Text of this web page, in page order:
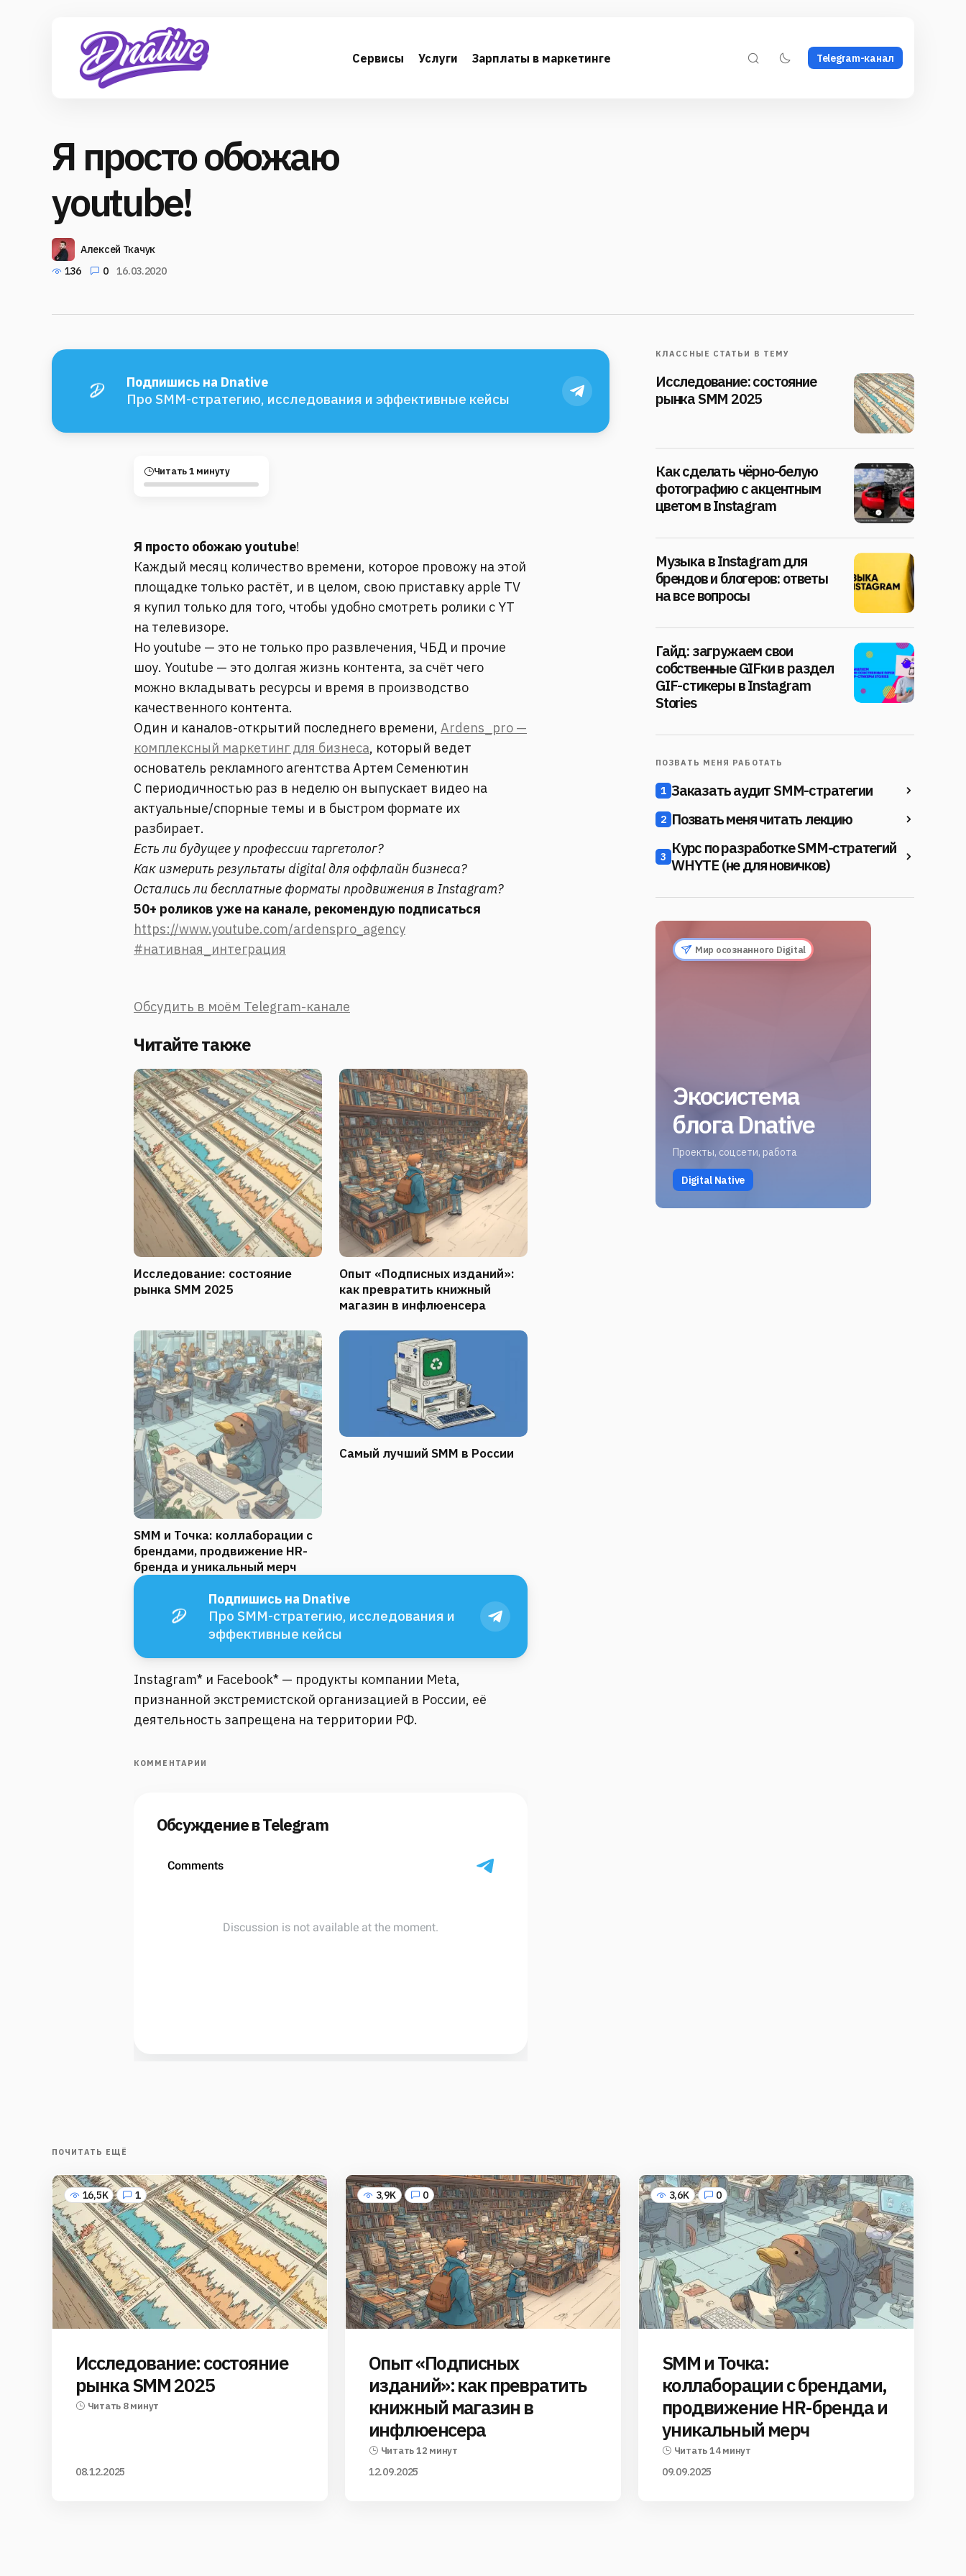
Сервисы Услуги Зарплаты в маркетинге Telegram-канал
Я просто обожаю
youtube!
Алексей Ткачук
136
0 16.03.2020
Подпишись на Dnative
Про SMM-стратегию, исследования и эффективные кейсы
Читать 1 минуту
Я просто обожаю youtube!
Каждый месяц количество времени, которое провожу на этой
площадке только растёт, и в целом, свою приставку apple TV
я купил только для того, чтобы удобно смотреть ролики с YT
на телевизоре.
Но youtube — это не только про развлечения, ЧБД и прочие
шоу. Youtube — это долгая жизнь контента, за счёт чего
можно вкладывать ресурсы и время в производство
качественного контента.
Один и каналов-открытий последнего времени, Ardens_pro —
комплексный маркетинг для бизнеса, который ведет
основатель рекламного агентства Артем Семенютин
С периодичностью раз в неделю он выпускает видео на
актуальные/спорные темы и в быстром формате их
разбирает.
Есть ли будущее у профессии таргетолог?
Как измерить результаты digital для оффлайн бизнеса?
Остались ли бесплатные форматы продвижения в Instagram?
50+ роликов уже на канале, рекомендую подписаться
https://www.youtube.com/ardenspro_agency
#нативная_интеграция
Обсудить в моём Telegram-канале
Читайте также
Исследование: состояние
рынка SMM 2025
Опыт «Подписных изданий»:
как превратить книжный
магазин в инфлюенсера
SMM и Точка: коллаборации с
брендами, продвижение HR-
бренда и уникальный мерч
Самый лучший SMM в России
Подпишись на Dnative
Про SMM-стратегию, исследования и
эффективные кейсы
Instagram* и Facebook* — продукты компании Meta,
признанной экстремистской организацией в России, её
деятельность запрещена на территории РФ.
КОММЕНТАРИИ
Обсуждение в Telegram
КЛАССНЫЕ СТАТЬИ В ТЕМУ
Исследование: состояние
рынка SMM 2025
Как сделать чёрно-белую
фотографию с акцентным
цветом в Instagram
Музыка в Instagram для
брендов и блогеров: ответы
на все вопросы
Гайд: загружаем свои
собственные GIFки в раздел
GIF-стикеры в Instagram
Stories
ПОЗВАТЬ МЕНЯ РАБОТАТЬ
1 Заказать аудит SMM-стратегии
2 Позвать меня читать лекцию
3 Курс по разработке SMM-стратегий
WHYTE (не для новичков)
Мир осознанного Digital
Экосистема
блога Dnative
Проекты, соцсети, работа
Digital Native
ПОЧИТАТЬ ЕЩЁ
16,5K 1
Исследование: состояние
рынка SMM 2025
Читать 8 минут
08.12.2025
3,9K 0
Опыт «Подписных
изданий»: как превратить
книжный магазин в
инфлюенсера
Читать 12 минут
12.09.2025
3,6K 0
SMM и Точка:
коллаборации с брендами,
продвижение HR-бренда и
уникальный мерч
Читать 14 минут
09.09.2025